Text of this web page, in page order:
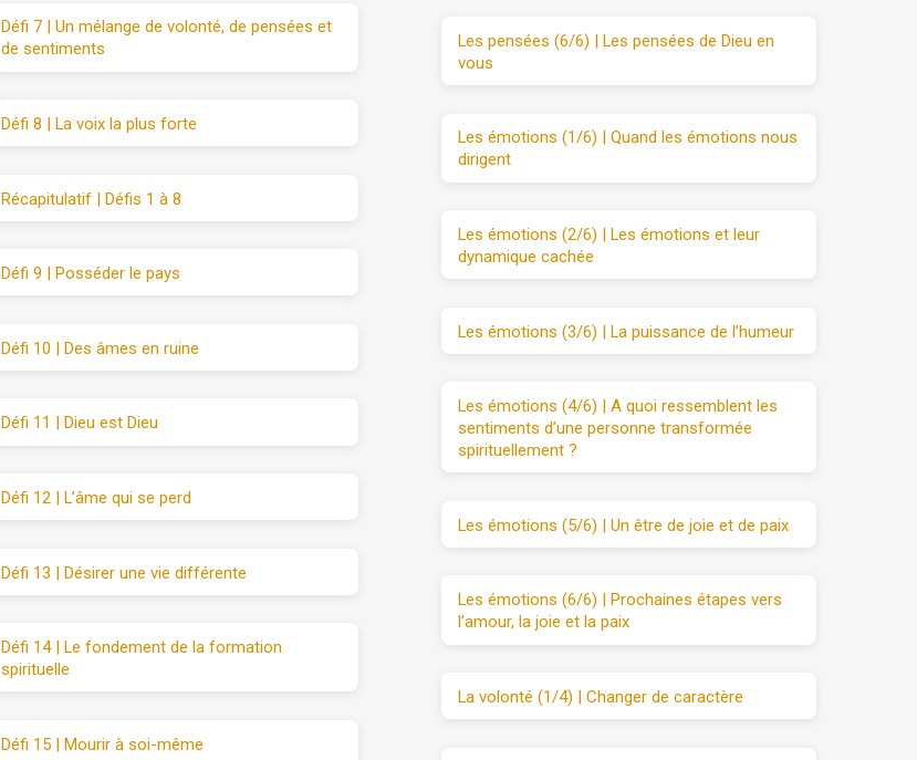
Défi 7 | Un mélange de volonté, de pensées et
de sentiments
Défi 8 | La voix la plus forte
Récapitulatif | Défis 1 à 8
Défi 9 | Posséder le pays
Défi 10 | Des âmes en ruine
Défi 11 | Dieu est Dieu
Défi 12 | L’âme qui se perd
Défi 13 | Désirer une vie différente
Défi 14 | Le fondement de la formation
spirituelle
Défi 15 | Mourir à soi-même
Les pensées (6/6) | Les pensées de Dieu en
vous
Les émotions (1/6) | Quand les émotions nous
dirigent
Les émotions (2/6) | Les émotions et leur
dynamique cachée
Les émotions (3/6) | La puissance de l’humeur
Les émotions (4/6) | A quoi ressemblent les
sentiments d’une personne transformée
spirituellement ?
Les émotions (5/6) | Un être de joie et de paix
Les émotions (6/6) | Prochaines étapes vers
l’amour, la joie et la paix
La volonté (1/4) | Changer de caractère